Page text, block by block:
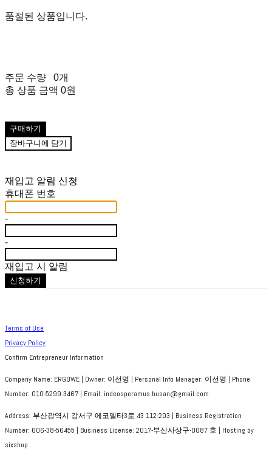
품절된 상품입니다.
주문 수량
0개
총 상품 금액 0원
구매하기
장바구니에 담기
재입고 알림 신청
휴대폰 번호
-
-
재입고 시 알림
신청하기
Terms of Use
Privacy Policy
Confirm Entrepreneur Information
Company Name: ERGOWE | Owner: 이선명 | Personal Info Manager: 이선명 | Phone
Number: 010-5299-3467 | Email: indeosperamus.busan@gmail.com
Address: 부산광역시 강서구 에코델타3로 43 112-203 | Business Registration
Number: 606-38-56455 | Business License: 2017-부산사상구-0087 호 | Hosting by
sixshop